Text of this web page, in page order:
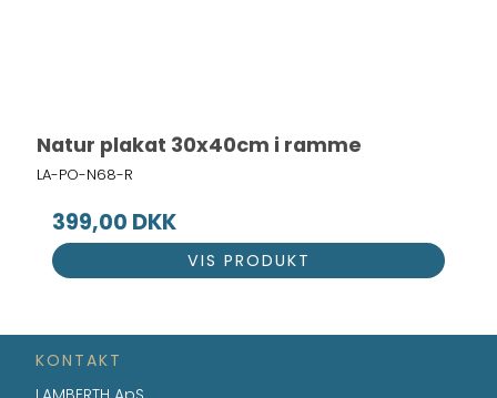
Natur plakat 30x40cm i ramme
LA-PO-N68-R
399,00 DKK
VIS PRODUKT
KONTAKT